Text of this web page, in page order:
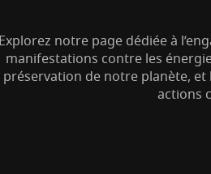
Explorez notre page dédiée à
manifestations contre les
préservation de notre planète, et
actions